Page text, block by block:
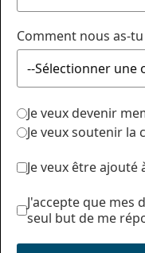
Comment nous as-
Je veux devenir
Je veux soutenir la
Je veux être
J'accepte que mes
seul but de me